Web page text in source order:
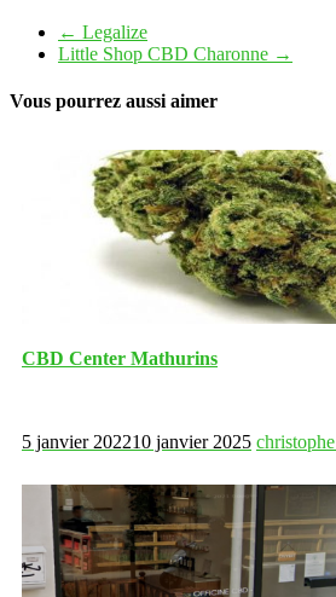
← Legalize
Little Shop CBD Charonne →
Vous pourrez aussi aimer
CBD Center Mathurins
5 janvier 202210 janvier 2025 christophe